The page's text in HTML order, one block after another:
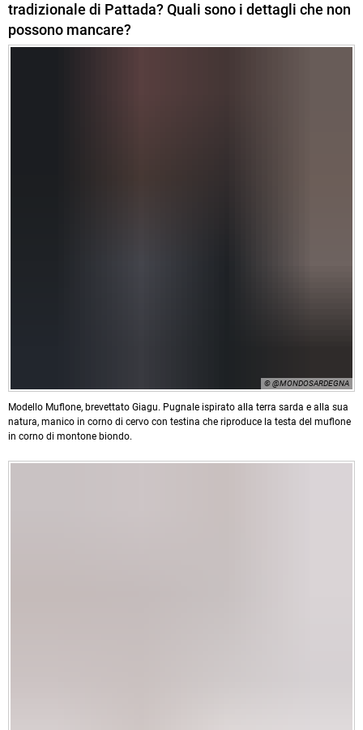
tradizionale di Pattada? Quali sono i dettagli che non
possono mancare?
© @MONDOSARDEGNA
Modello Muflone, brevettato Giagu. Pugnale ispirato alla terra sarda e alla sua
natura, manico in corno di cervo con testina che riproduce la testa del muflone
in corno di montone biondo.